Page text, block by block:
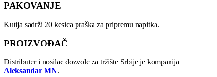
PAKOVANJE
Kutija sadrži 20 kesica praška za pripremu napitka.
PROIZVOĐAČ
Distributer i nosilac dozvole za tržište Srbije je kompanija
Aleksandar MN.